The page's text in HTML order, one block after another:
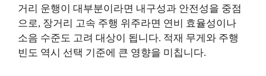
거리 운행이 대부분이라면 내구성과 안전성을 중점
으로, 장거리 고속 주행 위주라면 연비 효율성이나
소음 수준도 고려 대상이 됩니다. 적재 무게와 주행
빈도 역시 선택 기준에 큰 영향을 미칩니다.